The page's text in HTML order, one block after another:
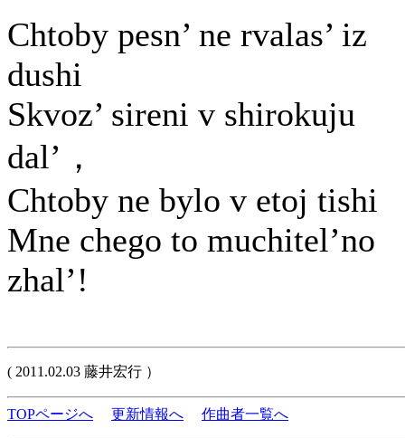
Chtoby pesn’ ne rvalas’ iz
dushi
Skvoz’ sireni v shirokuju
dal’，
Chtoby ne bylo v etoj tishi
Mne chego to muchitel’no
zhal’!
( 2011.02.03 藤井宏行 ）
TOPページへ 更新情報へ 作曲者一覧へ